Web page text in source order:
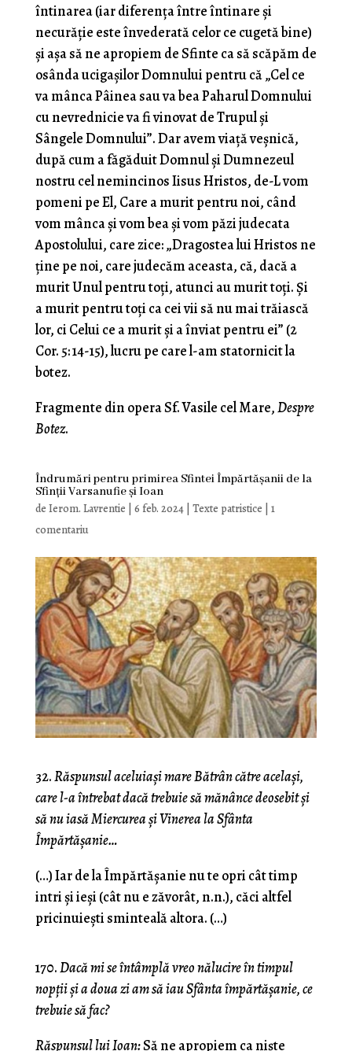
întinarea (iar diferenţa între întinare şi
necurăţie este învederată celor ce cugetă bine)
şi aşa să ne apropiem de Sfinte ca să scăpăm de
osânda ucigaşilor Domnului pentru că „Cel ce
va mânca Pâinea sau va bea Paharul Domnului
cu nevrednicie va fi vinovat de Trupul şi
Sângele Domnului”. Dar avem viaţă veşnică,
după cum a făgăduit Domnul şi Dumnezeul
nostru cel nemincinos Iisus Hristos, de-L vom
pomeni pe El, Care a murit pentru noi, când
vom mânca şi vom bea şi vom păzi judecata
Apostolului, care zice: „Dragostea lui Hristos ne
ţine pe noi, care judecăm aceasta, că, dacă a
murit Unul pentru toţi, atunci au murit toţi. Şi
a murit pentru toţi ca cei vii să nu mai trăiască
lor, ci Celui ce a murit şi a înviat pentru ei” (2
Cor. 5: 14-15), lucru pe care l-am statornicit la
botez.
Fragmente din opera Sf. Vasile cel Mare,Despre
Botez.
Îndrumări pentru primirea Sfintei Împărtășanii de la
Sfinții Varsanufie și Ioan
de Ierom. Lavrentie 6 feb. 2024| Texte patristice
1
comentariu
32.Răspunsul aceluiaşi mare Bătrân către acelaşi,
care l-a întrebat dacă trebuie să mănânce deosebit şi
să nu iasă Miercurea şi Vinerea la Sfânta
Împărtăşanie…
(…) Iar de la Împărtăşanie nu te opri cât timp
intri şi ieşi (cât nu e zăvorât, n.n.), căci altfel
pricinuieşti sminteală altora. (…)
170.Dacă mi se întâmplă vreo nălucire în timpul
nopţii şi a doua zi am să iau Sfânta împărtăşanie, ce
trebuie să fac?
Răspunsul lui Ioan:Să ne apropiem ca nişte